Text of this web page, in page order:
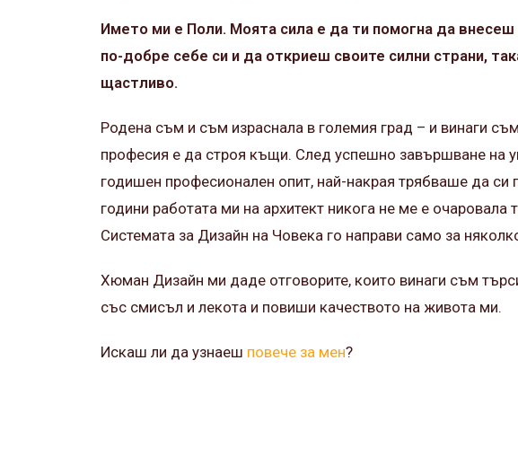
Името ми е Поли. Моята сила е да ти помогна да
по-добре себе си и да откриеш своите силни страни,
щастливо.
Родена съм и съм израснала в големия град – и винаги
професия е да строя къщи. След успешно завършване на
годишен професионален опит, най-накрая трябваше да си
години работата ми на архитект никога не ме е
Системата за Дизайн на Човека го направи само за
Хюман Дизайн ми даде отговорите, които винаги съм
със смисъл и лекота и повиши качеството на живота ми.
Искаш ли да узнаеш повече за мен?